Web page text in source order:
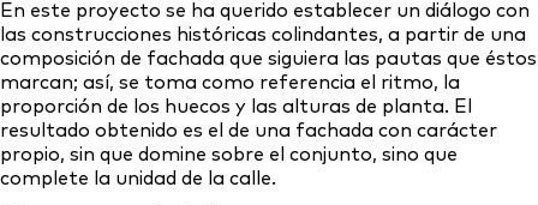
En este proyecto se ha querido establecer un diálogo con
las construcciones históricas colindantes, a partir de una
composición de fachada que siguiera las pautas que éstos
marcan; así, se toma como referencia el ritmo, la
proporción de los huecos y las alturas de planta. El
resultado obtenido es el de una fachada con carácter
propio, sin que domine sobre el conjunto, sino que
complete la unidad de la calle.